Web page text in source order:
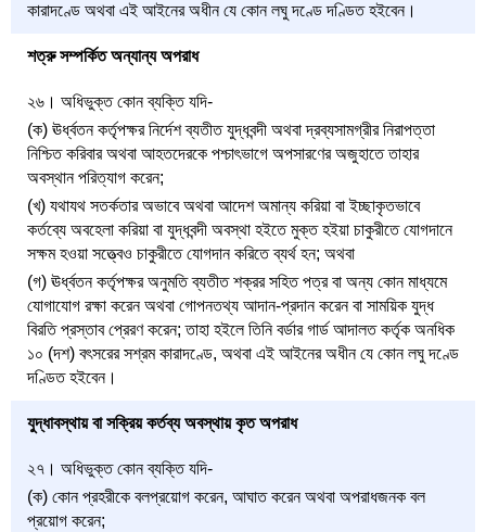
কারাদণ্ডে অথবা এই আইনের অধীন যে কোন লঘু দণ্ডে দণ্ডিত হইবেন।
শত্রু সম্পর্কিত অন্যান্য অপরাধ
২৬। অধিভুক্ত কোন ব্যক্তি যদি-
(ক) ঊর্ধ্বতন কর্তৃপক্ষর নির্দেশ ব্যতীত যুদ্ধবন্দী অথবা দ্রব্যসামগ্রীর নিরাপত্তা
নিশ্চিত করিবার অথবা আহতদেরকে পশ্চাৎভাগে অপসারণের অজুহাতে তাহার
অবস্থান পরিত্যাগ করেন;
(খ) যথাযথ সতর্কতার অভাবে অথবা আদেশ অমান্য করিয়া বা ইচ্ছাকৃতভাবে
কর্তব্যে অবহেলা করিয়া বা যুদ্ধবন্দী অবস্থা হইতে মুক্ত হইয়া চাকুরীতে যোগদানে
সক্ষম হওয়া সত্ত্বেও চাকুরীতে যোগদান করিতে ব্যর্থ হন; অথবা
(গ) ঊর্ধ্বতন কর্তৃপক্ষর অনুমতি ব্যতীত শক্রর সহিত পত্র বা অন্য কোন মাধ্যমে
যোগাযোগ রক্ষা করেন অথবা গোপনতথ্য আদান-প্রদান করেন বা সাময়িক যুদ্ধ
বিরতি প্রস্তাব প্রেরণ করেন; তাহা হইলে তিনি বর্ডার গার্ড আদালত কর্তৃক অনধিক
১০ (দশ) বৎসরের সশ্রম কারাদণ্ডে, অথবা এই আইনের অধীন যে কোন লঘু দণ্ডে
দণ্ডিত হইবেন।
যুদ্ধাবস্থায় বা সক্রিয় কর্তব্য অবস্থায় কৃত অপরাধ
২৭। অধিভুক্ত কোন ব্যক্তি যদি-
(ক) কোন প্রহরীকে বলপ্রয়োগ করেন, আঘাত করেন অথবা অপরাধজনক বল
প্রয়োগ করেন;